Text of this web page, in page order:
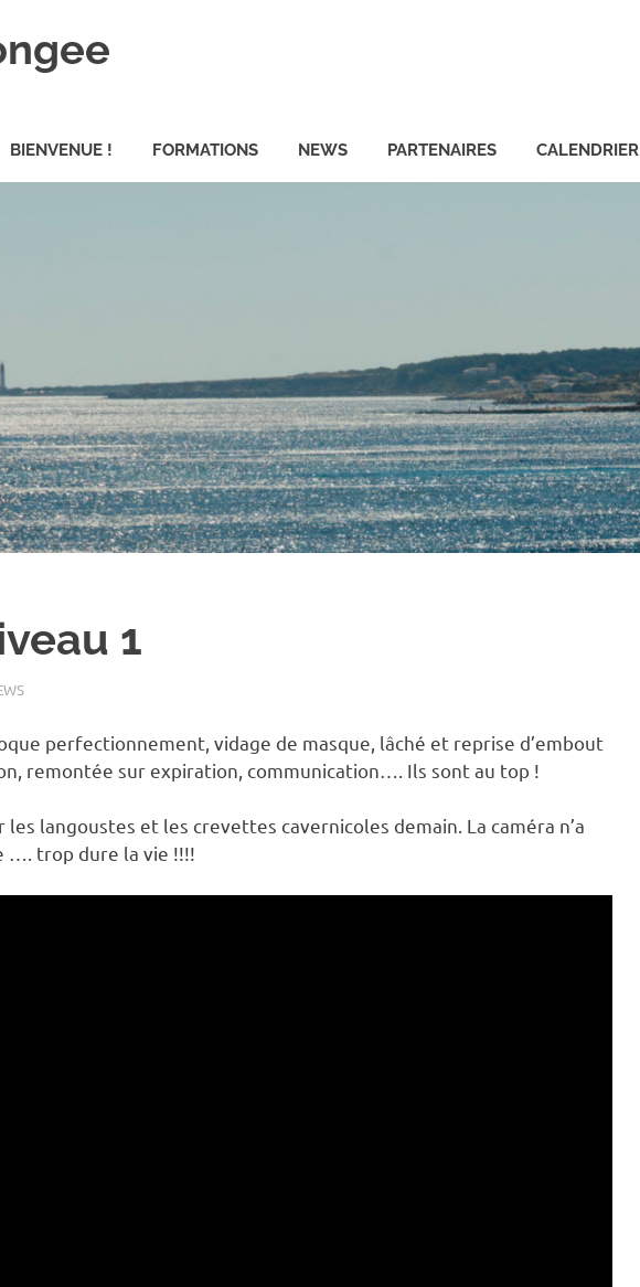
BIENVENUE ! FORMATIONS NEWS PARTENAIRES CALENDRIER
1
perfectionnement, vidage de masque, lâché et reprise d’embout
remontée sur expiration, communication…. Ils sont au top !
langoustes et les crevettes cavernicoles demain. La caméra n’a
…. trop dure la vie !!!!